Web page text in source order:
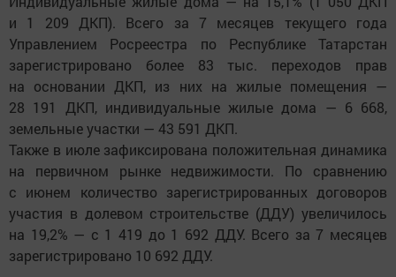
и 1 209 ДКП). Всего за 7 месяцев текущего года
Управлением Росреестра по Республике Татарстан
зарегистрировано более 83 тыс. переходов прав
на основании ДКП, из них на жилые помещения —
28 191 ДКП, индивидуальные жилые дома — 6 668,
земельные участки — 43 591 ДКП.
Также в июле зафиксирована положительная динамика
на первичном рынке недвижимости. По сравнению
с июнем количество зарегистрированных договоров
участия в долевом строительстве (ДДУ) увеличилось
на 19,2% — с 1 419 до 1 692 ДДУ. Всего за 7 месяцев
зарегистрировано 10 692 ДДУ.